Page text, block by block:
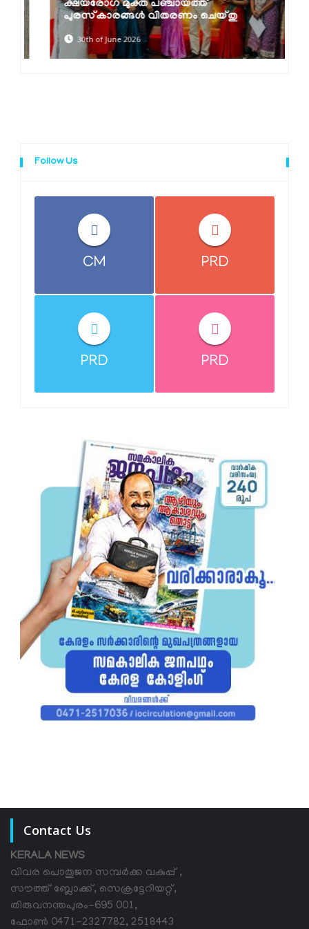
ക്ഷയരോഗ മുക്ത പഞ്ചായത്ത്
പുരസ്‌കാരങ്ങൾ വിതരണം ചെയ്തു
30th of June 2026
Follow Us
CM PRD
PRD PRD
Contact Us
KERALA NEWS
വിവര പൊതുജന സമ്പര്‍ക്ക വകുപ്പ് ,
സൗത്ത് ബ്ലോക്ക്, സെക്രട്ടേറിയറ്റ്,
തിരുവനന്തപുരം-695 001,
ഫോൺ 0471-2327782, 2518443